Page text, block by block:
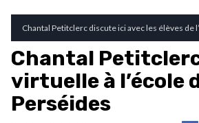
Chantal Petitclerc discute ici avec les élèves de
Chantal
virtuelle à l’école
Perséides